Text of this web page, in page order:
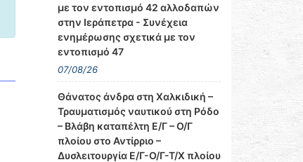
με τον εντοπισμό 42 αλλοδαπών
στην Ιεράπετρα - Συνέχεια
ενημέρωσης σχετικά με τον
εντοπισμό 47
07/08/26
Θάνατος άνδρα στη Χαλκιδική –
Τραυματισμός ναυτικού στη Ρόδο
– Βλάβη καταπέλτη Ε/Γ – Ο/Γ
πλοίου στο Αντίρριο –
Δυσλειτουργία Ε/Γ-Ο/Γ-Τ/Χ πλοίου